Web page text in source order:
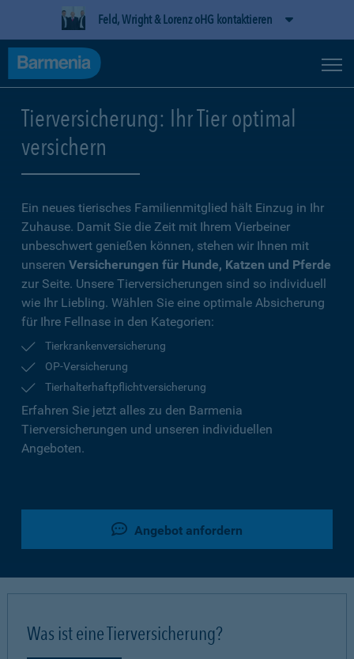
Feld, Wright & Lorenz oHG kontaktieren
Tierversicherung: Ihr Tier optimal
versichern
Ein neues tierisches Familienmitglied hält Einzug in Ihr
Zuhause. Damit Sie die Zeit mit Ihrem Vierbeiner
unbeschwert genießen können, stehen wir Ihnen mit
unseren Versicherungen für Hunde, Katzen und Pferde
zur Seite. Unsere Tierversicherungen sind so individuell
wie Ihr Liebling. Wählen Sie eine optimale Absicherung
für Ihre Fellnase in den Kategorien:
Tierkrankenversicherung
OP-Versicherung
Tierhalterhaftpflichtversicherung
Erfahren Sie jetzt alles zu den Barmenia
Tierversicherungen und unseren individuellen
Angeboten.
Angebot anfordern
Was ist eine Tierversicherung?